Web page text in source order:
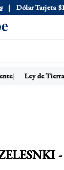
Dólar Tarjeta
Ley de